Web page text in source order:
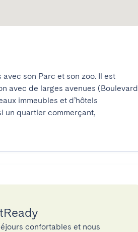
son Parc et son zoo. Il est
avec de larges avenues (Boulevard
immeubles et d’hôtels
un quartier commerçant,
confortables et nous